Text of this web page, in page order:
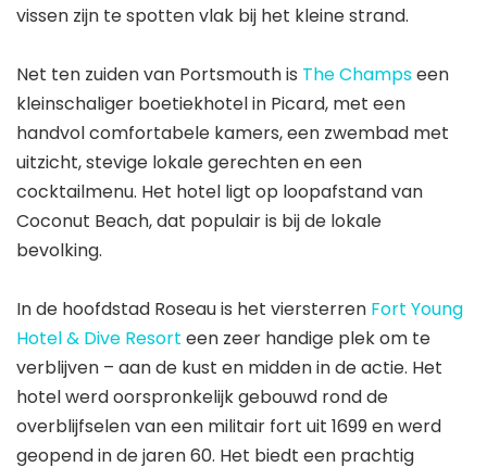
vissen zijn te spotten vlak bij het kleine strand.
Net ten zuiden van Portsmouth is The Champseen
kleinschaliger boetiekhotel in Picard, met een
handvol comfortabele kamers, een zwembad met
uitzicht, stevige lokale gerechten en een
cocktailmenu. Het hotel ligt op loopafstand van
Coconut Beach, dat populair is bij de lokale
bevolking.
In de hoofdstad Roseau is het viersterren Fort Young
Hotel & Dive Resort een zeer handige plek om te
verblijven – aan de kust en midden in de actie. Het
hotel werd oorspronkelijk gebouwd rond de
overblijfselen van een militair fort uit 1699 en werd
geopend in de jaren 60. Het biedt een prachtig